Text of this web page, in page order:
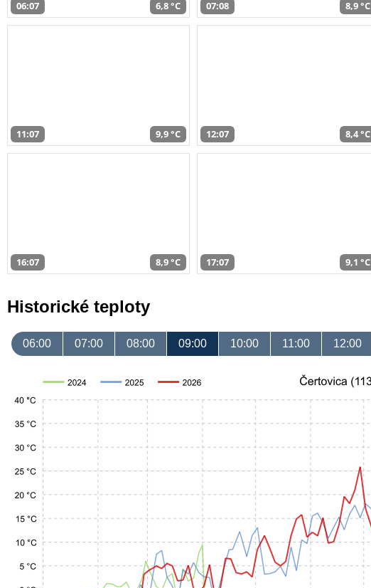
06:07 6,8 °C 07:08 8,9 °C
11:07 9,9 °C 12:07 8,4 °C
16:07 8,9 °C 17:07 9,1 °C
Historické teploty
06:00 07:00 08:00 09:00 10:00 11:00 12:00